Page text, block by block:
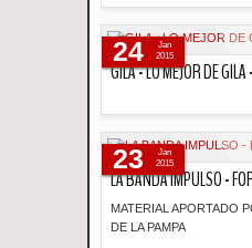
GILA - LO MEJOR DE
24
Jan
2015
LA BANDA IMPULSO -
MATERIAL APORTADO
DE LA PAMPA
23
Jan
2015